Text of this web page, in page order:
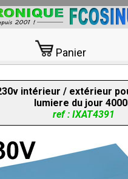
Panier
intérieur / extérieur
lumiere du jour
ref : IXAT4391